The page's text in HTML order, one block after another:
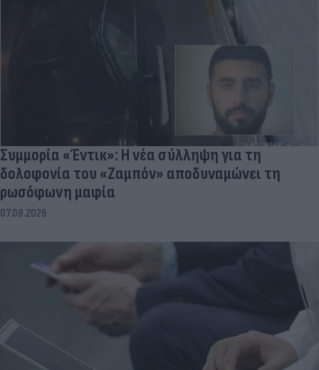
Συμμορία «Έντικ»: Η νέα σύλληψη για τη
δολοφονία του «Ζαμπόν» αποδυναμώνει τη
ρωσόφωνη μαφία
07.08.2026